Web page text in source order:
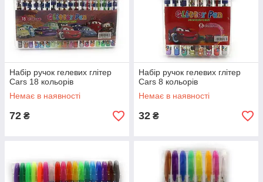
Набір ручок гелевих глітер
Cars 18 кольорів
Немає в наявності
72 ₴
Набір ручок гелевих глітер
Cars 8 кольорів
Немає в наявності
32 ₴